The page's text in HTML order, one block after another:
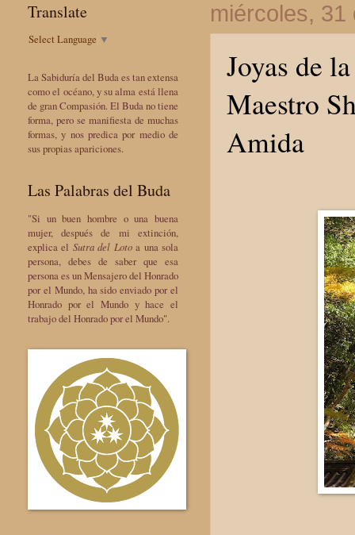
miércoles, 31
Joyas de
Maestro
Amida
Translate
Select Language ▼
La Sabiduría del Buda es tan extensa
como el océano, y su alma está llena
de gran Compasión. El Buda no tiene
forma, pero se manifiesta de muchas
formas, y nos predica por medio de
sus propias apariciones.
Las Palabras del Buda
"Si un buen hombre o una buena
mujer, después de mi extinción,
explica el Sutra del Lotoa una sola
persona, debes de saber que esa
persona es un Mensajero del Honrado
por el Mundo, ha sido enviado por el
Honrado por el Mundo y hace el
trabajo del Honrado por el Mundo".